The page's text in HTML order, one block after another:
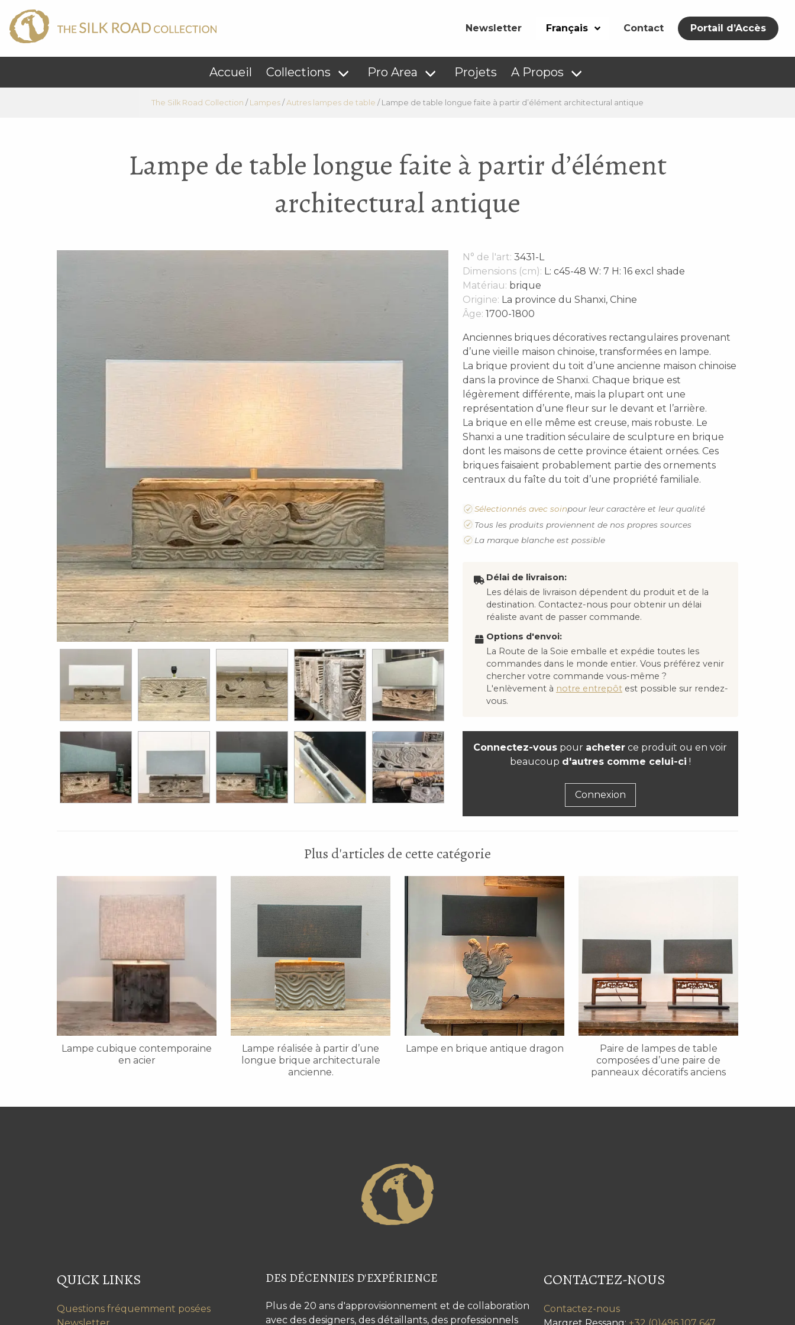
Newsletter Français Contact Portail d’Accès
Accueil Collections Pro Area Projets A Propos
The Silk Road Collection / Lampes / Autres lampes de table / Lampe de table longue faite à partir d’élément architectural antique
Lampe de table longue faite à partir d’élément
architectural antique
N° de l'art: 3431-L
Dimensions (cm): L: c45-48 W: 7 H: 16 excl shade
Matériau: brique
Origine: La province du Shanxi, Chine
Âge: 1700-1800
Anciennes briques décoratives rectangulaires provenant
d’une vieille maison chinoise, transformées en lampe.
La brique provient du toit d’une ancienne maison chinoise
dans la province de Shanxi. Chaque brique est
légèrement différente, mais la plupart ont une
représentation d’une fleur sur le devant et l’arrière.
La brique en elle même est creuse, mais robuste. Le
Shanxi a une tradition séculaire de sculpture en brique
dont les maisons de cette province étaient ornées. Ces
briques faisaient probablement partie des ornements
centraux du faîte du toit d’une propriété familiale.
Sélectionnés avec soinpour leur caractère et leur qualité
Tous les produits proviennent de nos propres sources
La marque blanche est possible
Délai de livraison:
Les délais de livraison dépendent du produit et de la
destination. Contactez-nous pour obtenir un délai
réaliste avant de passer commande.
Options d'envoi:
La Route de la Soie emballe et expédie toutes les
commandes dans le monde entier. Vous préférez venir
chercher votre commande vous-même ?
L'enlèvement à notre entrepôtest possible sur rendez-
vous.
Connectez-vous pour acheter ce produit ou en voir
beaucoup d'autres comme celui-ci !
Connexion
Plus d'articles de cette catégorie
Lampe cubique contemporaine
en acier
Lampe réalisée à partir d’une
longue brique architecturale
ancienne.
Lampe en brique antique dragon
Paire de lampes de table
composées d’une paire de
panneaux décoratifs anciens
QUICK LINKS
Questions fréquemment posées
DES DÉCENNIES D'EXPÉRIENCE
Plus de 20 ans d'approvisionnement et de collaboration
avec des designers, des détaillants, des professionnels
CONTACTEZ-NOUS
Contactez-nous